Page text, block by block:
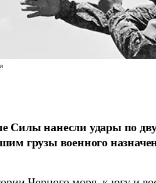
Силы нанесли удары по
грузы военного